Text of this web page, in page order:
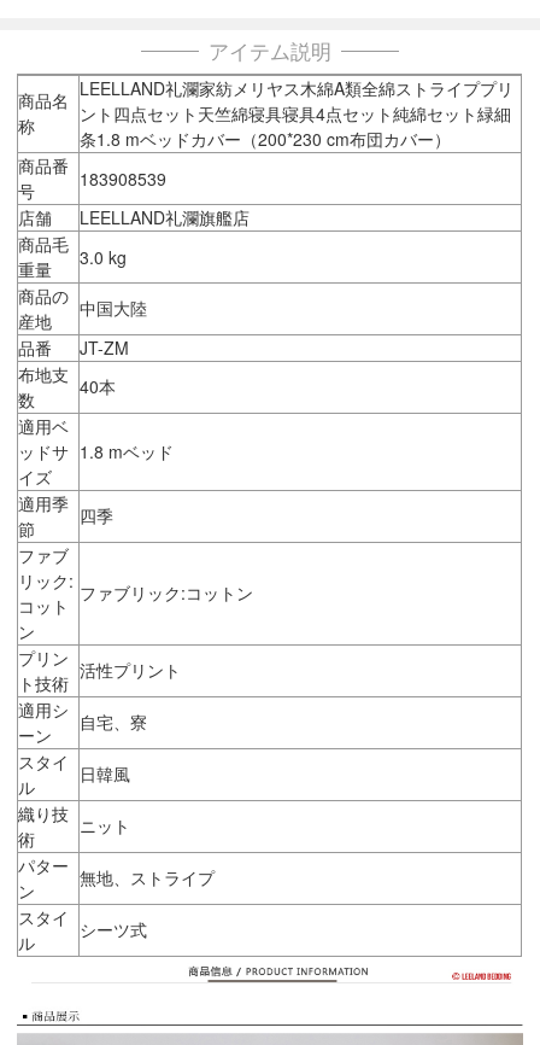
アイテム説明
商品名
称
LEELLAND礼瀾家紡メリヤス木綿A類全綿ストライププリ
ント四点セット天竺綿寝具寝具4点セット純綿セット緑細
条1.8 mベッドカバー（200*230 cm布団カバー）
商品番
号
183908539
店舗
LEELLAND礼瀾旗艦店
商品毛
重量
3.0 kg
商品の
産地
中国大陸
品番
JT-ZM
布地支
数
40本
適用ベ
ッドサ
イズ
1.8 mベッド
適用季
節
四季
ファブ
リック:
コット
ン
ファブリック:コットン
プリン
ト技術
活性プリント
適用シ
ーン
自宅、寮
スタイ
ル
日韓風
織り技
術
ニット
パター
ン
無地、ストライプ
スタイ
ル
シーツ式